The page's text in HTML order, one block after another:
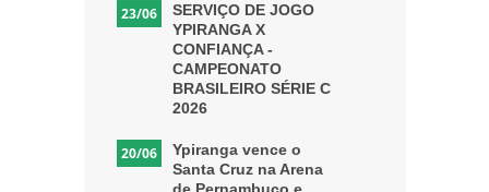
23/06
SERVIÇO DE JOGO
YPIRANGA X
CONFIANÇA -
CAMPEONATO
BRASILEIRO SÉRIE C
2026
20/06
Ypiranga vence o
Santa Cruz na Arena